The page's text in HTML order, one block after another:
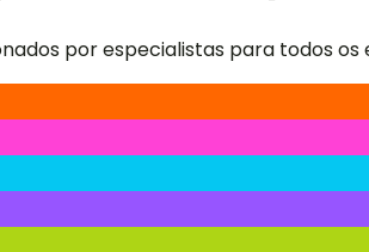
por especialistas para todos